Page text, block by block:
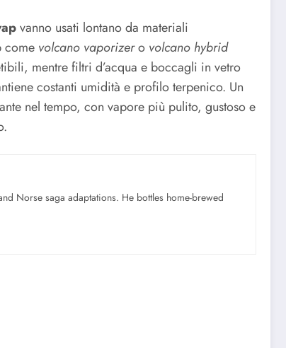
vanno usati lontano da materiali
come volcano vaporizero volcano hybrid
mentre filtri d’acqua e boccagli in vetro
costanti umidità e profilo terpenico. Un
nel tempo, con vapore più pulito, gustoso e
Norse saga adaptations. He bottles home-brewed